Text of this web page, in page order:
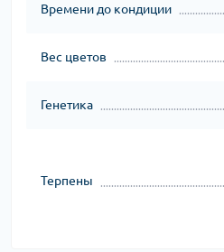
Времени до кондиции
Вес цветов
Генетика
Терпены